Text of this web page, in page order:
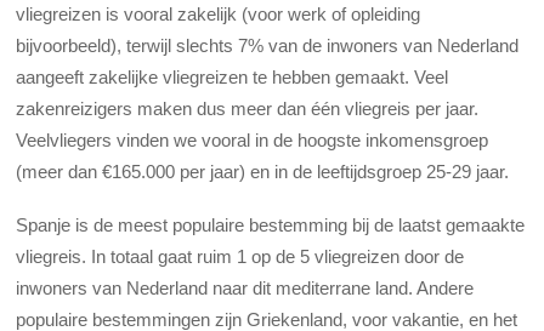
vliegreizen is vooral zakelijk (voor werk of opleiding
bijvoorbeeld), terwijl slechts 7% van de inwoners van Nederland
aangeeft zakelijke vliegreizen te hebben gemaakt. Veel
zakenreizigers maken dus meer dan één vliegreis per jaar.
Veelvliegers vinden we vooral in de hoogste inkomensgroep
(meer dan €165.000 per jaar) en in de leeftijdsgroep 25-29 jaar.
Spanje is de meest populaire bestemming bij de laatst gemaakte
vliegreis. In totaal gaat ruim 1 op de 5 vliegreizen door de
inwoners van Nederland naar dit mediterrane land. Andere
populaire bestemmingen zijn Griekenland, voor vakantie, en het